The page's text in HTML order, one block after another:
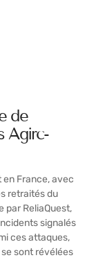
de
Agirc-
France, avec
retraités du
par ReliaQuest,
signalés
ces attaques,
sont révélées